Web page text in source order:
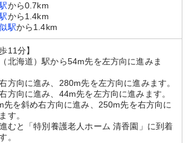
から0.7km
から1.4km
駅から1.4km
11分】
北海道）駅から54m先を左方向に進みま
方向に進み、280m先を左方向に進みます。
方向に進み、44m先を左方向に進みます。
先を斜め右方向に進み、250m先を右方向に
す。
むと「特別養護老人ホーム 清香園」に到着
。